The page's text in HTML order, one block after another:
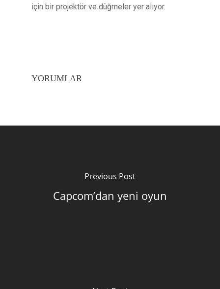
için bir projektör ve düğmeler yer alıyor.
YORUMLAR
Previous Post
Capcom’dan yeni oyun